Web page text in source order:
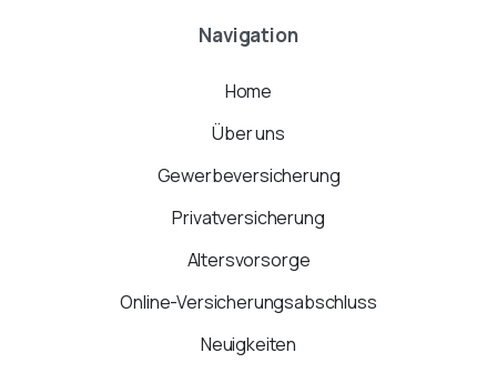
Navigation
Home
Über uns
Gewerbeversicherung
Privatversicherung
Altersvorsorge
Online-Versicherungsabschluss
Neuigkeiten